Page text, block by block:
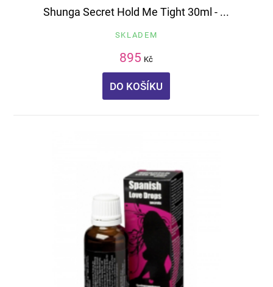
Shunga Secret Hold Me Tight 30ml - ...
SKLADEM
895 Kč
DO KOŠÍKU